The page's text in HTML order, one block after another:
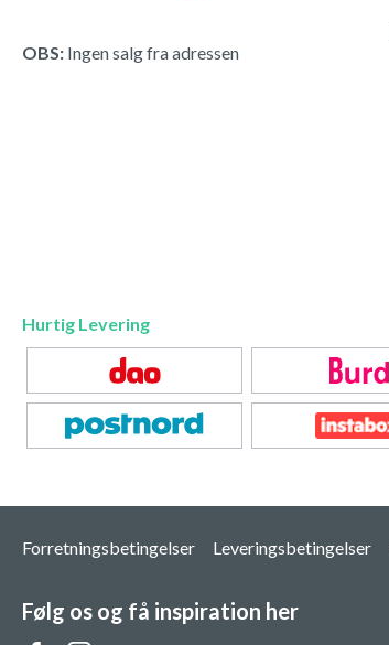
OBS: Ingen salg fra adressen
Hurtig Levering
Forretningsbetingelser Leveringsbetingelser
Følg os og få inspiration her